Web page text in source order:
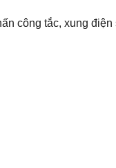
công tắc, xung